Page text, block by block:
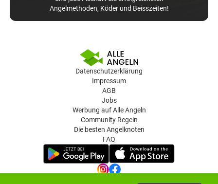
Angelmethoden, Köder und Beisszeiten!
Datenschutzerklärung
Impressum
AGB
Jobs
Werbung auf Alle Angeln
Community Regeln
Die besten Angelknoten
FAQ